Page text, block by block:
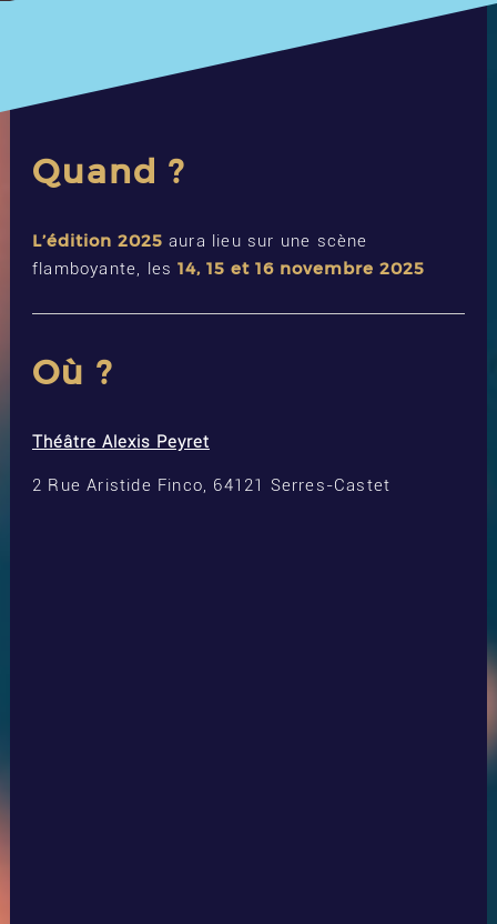
Quand ?
L’édition 2025 aura lieu sur une scène
flamboyante, les14, 15 et 16 novembre 2025
Où ?
Théâtre Alexis Peyret
2 Rue Aristide Finco, 64121 Serres-Castet